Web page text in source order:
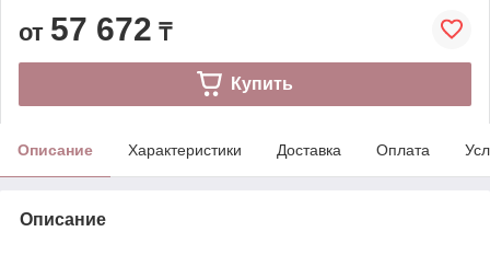
от 57 672 ₸
Купить
Описание Характеристики Доставка Оплата
Описание